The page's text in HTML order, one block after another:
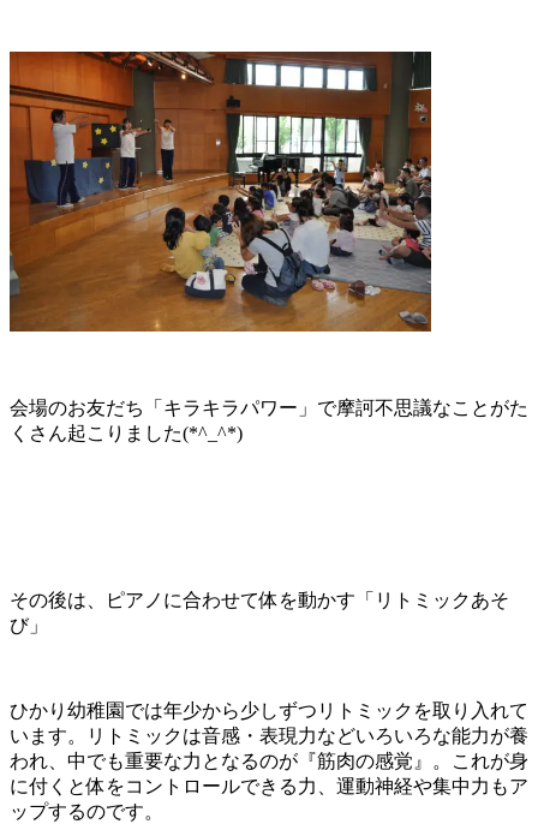
会場のお友だち「キラキラパワー」で摩訶不思議なことがた
くさん起こりました(*^_^*)
その後は、ピアノに合わせて体を動かす「リトミックあそ
び」
ひかり幼稚園では年少から少しずつリトミックを取り入れて
います。リトミックは音感・表現力などいろいろな能力が養
われ、中でも重要な力となるのが『筋肉の感覚』。これが身
に付くと体をコントロールできる力、運動神経や集中力もア
ップするのです。